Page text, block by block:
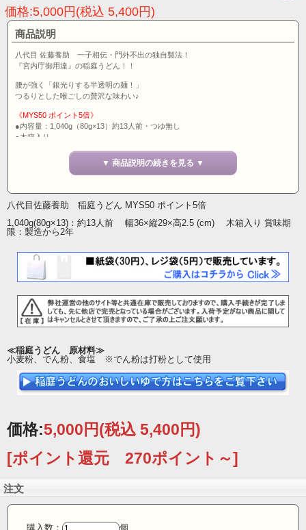
価格:5,000円(税込 5,400円)
商品説明
八代目 佐藤養助 一子相伝・門外不出の独自製法！
『宮内庁御用達』の稲庭うどん！！
腰が強く「銀光りする半透明の麺！」
つるりとした喉ごしの贅沢な味わい♪
《MYS50 ポイント5倍》
●内容量：1,040g（80g×13）約13人前・つゆ無し
●木箱入り
●賞味期限：製造から2年
●原材料：小麦粉、でん粉、食塩 ※でん粉は打粉として使用
秋田名産の稲庭うどんは、お中元・お歳暮・お祝い・内祝い・お見舞い・快気祝
い・仏事・お返し・お礼・誕生日や記念日・父の日、母の日のプレゼントなど、
▼ 商品説明の続きを見る ▼
八代目佐藤養助 稲庭うどん MYS50 ポイント5倍
1,040g(80g×13)：約13人前 幅36×縦29×高2.5 (cm) 木箱入り 賞味期
限：製造から2年
≪稲庭うどん 原材料≫
小麦粉、でん粉、食塩 ※でん粉は打粉として使用
価格:5,000円(税込 5,400円)
[ポイント還元 270ポイント～]
注文
購入数： 個